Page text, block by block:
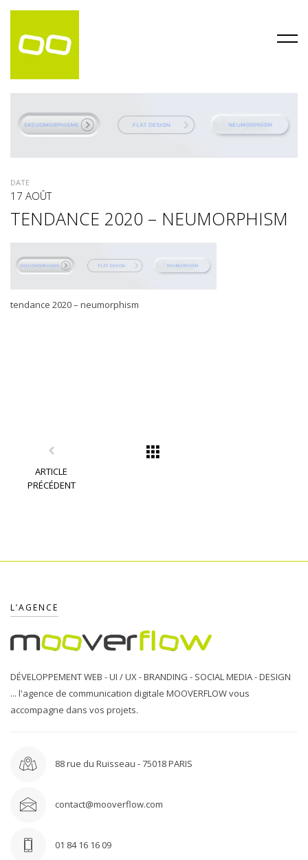
DATE
17 AOÛT
TENDANCE 2020 – NEUMORPHISM
tendance 2020 – neumorphism
ARTICLE
PRÉCÉDENT
L’AGENCE
DÉVELOPPEMENT WEB - UI / UX - BRANDING - SOCIAL MEDIA - DESIGN
... l'agence de communication digitale MOOVERFLOW vous
accompagne dans vos projets.
88 rue du Ruisseau - 75018 PARIS
contact@mooverflow.com
01 84 16 16 09